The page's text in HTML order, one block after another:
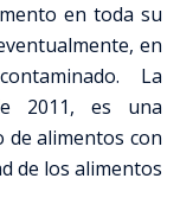
en toda su
en
La
2011, es una
de alimentos con
de los alimentos